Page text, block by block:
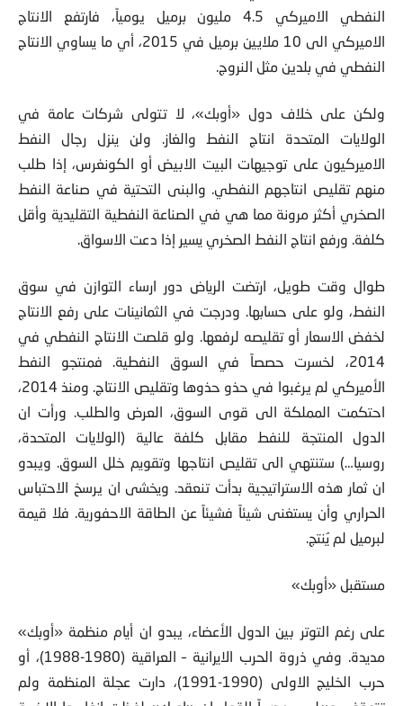
النفطي الاميركي 4.5 مليون برميل يومياً، فارتفع الانتاج
الاميركي الى 10 ملايين برميل في 2015، أي ما يساوي الانتاج
النفطي في بلدين مثل النروج.
ولكن على خلاف دول «أوبك»، لا تتولى شركات عامة في
الولايات المتحدة انتاج النفط والغاز. ولن ينزل رجال النفط
الاميركيون على توجيهات البيت الابيض أو الكونغرس، إذا طلب
منهم تقليص انتاجهم النفطي. والبنى التحتية في صناعة النفط
الصخري أكثر مرونة مما هي في الصناعة النفطية التقليدية وأقل
كلفة. ورفع انتاج النفط الصخري يسير إذا دعت الاسواق.
طوال وقت طويل، ارتضت الرياض دور ارساء التوازن في سوق
النفط، ولو على حسابها. ودرجت في الثمانينات على رفع الانتاج
لخفض الاسعار أو تقليصه لرفعها. ولو قلصت الانتاج النفطي في
2014، لخسرت حصصاً في السوق النفطية. فمنتجو النفط
الأميركي لم يرغبوا في حذو حذوها وتقليص الانتاج. ومنذ 2014،
احتكمت المملكة الى قوى السوق، العرض والطلب. ورأت ان
الدول المنتجة للنفط مقابل كلفة عالية (الولايات المتحدة،
روسيا…) ستنتهي الى تقليص انتاجها وتقويم خلل السوق. ويبدو
ان ثمار هذه الاستراتيجية بدأت تنعقد. ويخشى ان يرسخ الاحتباس
الحراري وأن يستغنى شيئاً فشيئاً عن الطاقة الاحفورية. فلا قيمة
لبرميل لم يُنتج.
مستقبل «أوبك»
على رغم التوتر بين الدول الأعضاء، يبدو ان أيام منظمة «أوبك»
مديدة. وفي ذروة الحرب الايرانية – العراقية (1980-1988)، أو
حرب الخليج الاولى (1990-1991)، دارت عجلة المنظمة ولم